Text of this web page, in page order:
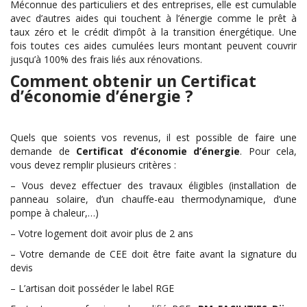
Méconnue des particuliers et des entreprises, elle est cumulable
avec d’autres aides qui touchent à l’énergie comme le prêt à
taux zéro et le crédit d’impôt à la transition énergétique. Une
fois toutes ces aides cumulées leurs montant peuvent couvrir
jusqu’à 100% des frais liés aux rénovations.
Comment obtenir un Certificat
d’économie d’énergie ?
Quels que soients vos revenus, il est possible de faire une
demande de Certificat d’économie d’énergie. Pour cela,
vous devez remplir plusieurs critères :
– Vous devez effectuer des travaux éligibles (installation de
panneau solaire, d’un chauffe-eau thermodynamique, d’une
pompe à chaleur,…)
– Votre logement doit avoir plus de 2 ans
– Votre demande de CEE doit être faite avant la signature du
devis
– L’artisan doit posséder le label RGE